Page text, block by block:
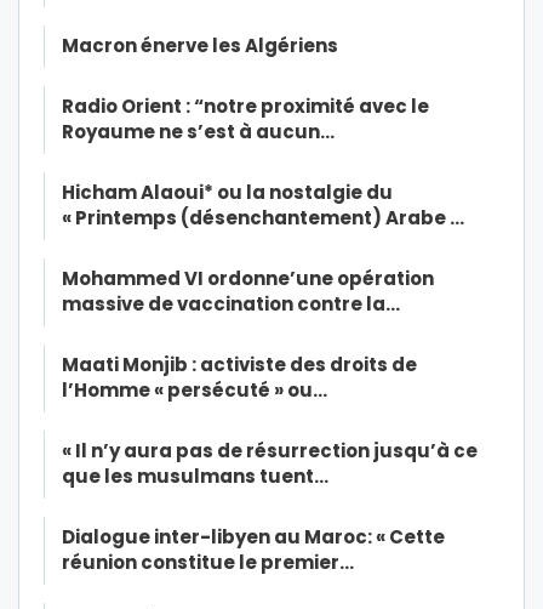
Macron énerve les Algériens
Radio Orient : “notre proximité avec le
Royaume ne s’est à aucun…
Hicham Alaoui* ou la nostalgie du
« Printemps (désenchantement) Arabe …
Mohammed VI ordonne’une opération
massive de vaccination contre la…
Maati Monjib : activiste des droits de
l’Homme « persécuté » ou…
« Il n’y aura pas de résurrection jusqu’à ce
que les musulmans tuent…
Dialogue inter-libyen au Maroc: « Cette
réunion constitue le premier…